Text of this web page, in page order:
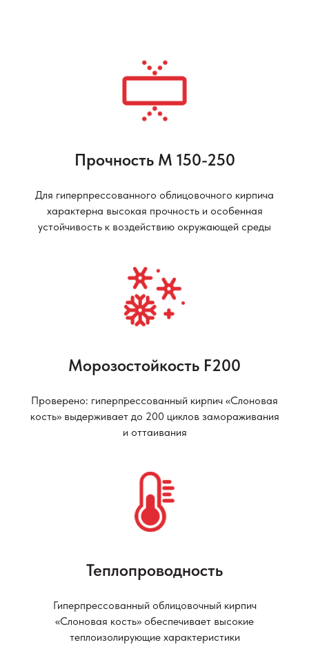
Прочность М 150-250
Для гиперпрессованного облицовочного кирпича
характерна высокая прочность и особенная
устойчивость к воздействию окружающей среды
Морозостойкость F200
Проверено: гиперпрессованный кирпич «Слоновая
кость» выдерживает до 200 циклов замораживания
и оттаивания
Теплопроводность
Гиперпрессованный облицовочный кирпич
«Слоновая кость» обеспечивает высокие
теплоизолирующие характеристики